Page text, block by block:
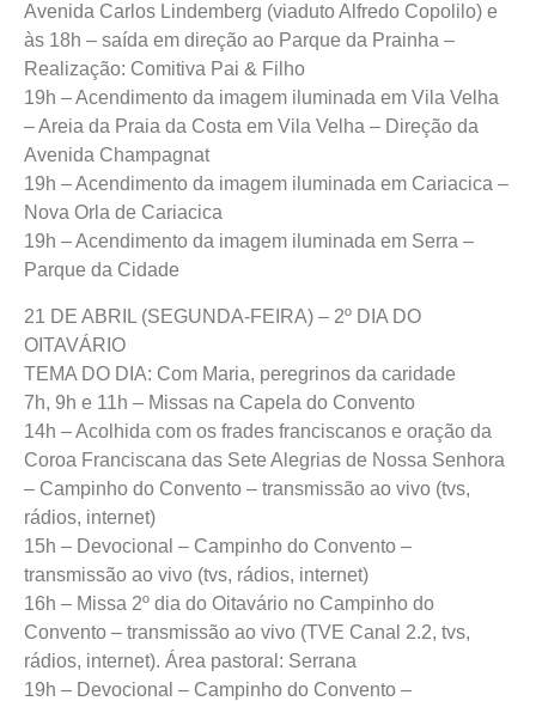
Avenida Carlos Lindemberg (viaduto Alfredo Copolilo) e
às 18h – saída em direção ao Parque da Prainha –
Realização: Comitiva Pai & Filho
19h – Acendimento da imagem iluminada em Vila Velha
– Areia da Praia da Costa em Vila Velha – Direção da
Avenida Champagnat
19h – Acendimento da imagem iluminada em Cariacica –
Nova Orla de Cariacica
19h – Acendimento da imagem iluminada em Serra –
Parque da Cidade
21 DE ABRIL (SEGUNDA-FEIRA) – 2º DIA DO
OITAVÁRIO
TEMA DO DIA: Com Maria, peregrinos da caridade
7h, 9h e 11h – Missas na Capela do Convento
14h – Acolhida com os frades franciscanos e oração da
Coroa Franciscana das Sete Alegrias de Nossa Senhora
– Campinho do Convento – transmissão ao vivo (tvs,
rádios, internet)
15h – Devocional – Campinho do Convento –
transmissão ao vivo (tvs, rádios, internet)
16h – Missa 2º dia do Oitavário no Campinho do
Convento – transmissão ao vivo (TVE Canal 2.2, tvs,
rádios, internet). Área pastoral: Serrana
19h – Devocional – Campinho do Convento –